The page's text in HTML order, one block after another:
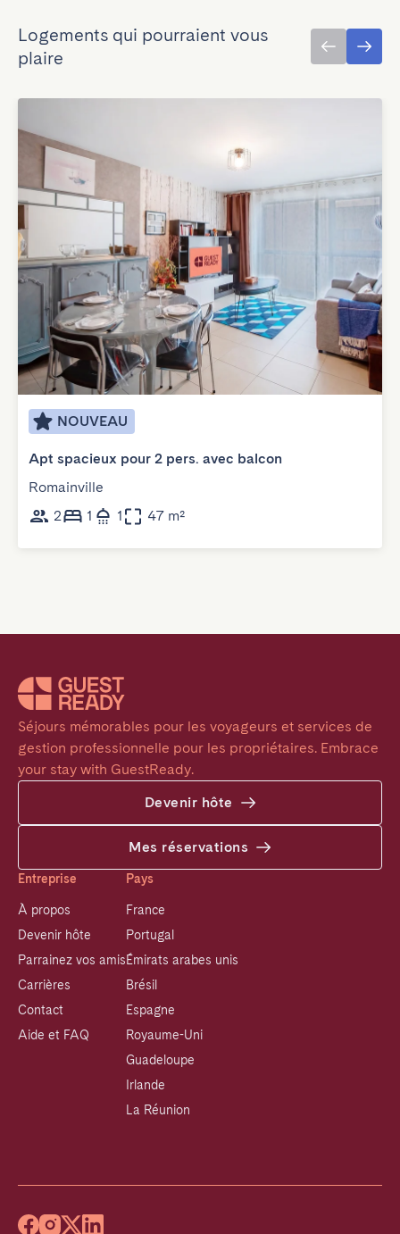
Logements qui pourraient vous
plaire
NOUVEAU
Apt spacieux pour 2 pers. avec balcon
Romainville
2
1 1 47 m²
Séjours mémorables pour les voyageurs et services de
gestion professionnelle pour les propriétaires. Embrace
your stay with GuestReady.
Devenir hôte
Mes réservations
Entreprise
À propos
Devenir hôte
Parrainez vos amis
Carrières
Contact
Aide et FAQ
Pays
France
Portugal
Émirats arabes unis
Brésil
Espagne
Royaume-Uni
Guadeloupe
Irlande
La Réunion